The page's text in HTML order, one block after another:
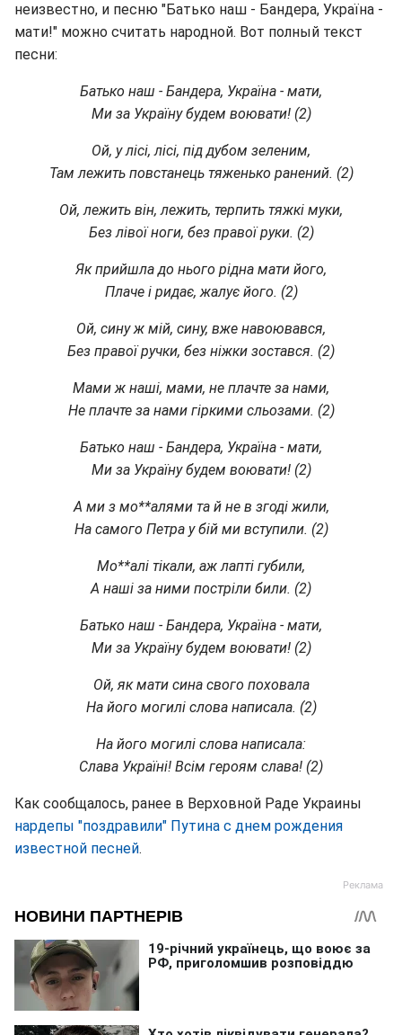
неизвестно, и песню "Батько наш - Бандера, Україна -
мати!" можно считать народной. Вот полный текст
песни:
Батько наш - Бандера, Україна - мати,
Ми за Україну будем воювати! (2)
Ой, у лісі, лісі, під дубом зеленим,
Там лежить повстанець тяженько ранений. (2)
Ой, лежить він, лежить, терпить тяжкі муки,
Без лівої ноги, без правої руки. (2)
Як прийшла до нього рідна мати його,
Плаче і ридає, жалує його. (2)
Ой, сину ж мій, сину, вже навоювався,
Без правої ручки, без ніжки зостався. (2)
Мами ж наші, мами, не плачте за нами,
Не плачте за нами гіркими сльозами. (2)
Батько наш - Бандера, Україна - мати,
Ми за Україну будем воювати! (2)
А ми з мо**алями та й не в згоді жили,
На самого Петра у бій ми вступили. (2)
Мо**алі тікали, аж лапті губили,
А наші за ними постріли били. (2)
Батько наш - Бандера, Україна - мати,
Ми за Україну будем воювати! (2)
Ой, як мати сина свого поховала
На його могилі слова написала. (2)
На його могилі слова написала:
Слава Україні! Всім героям слава! (2)
Как сообщалось, ранее в Верховной Раде Украины
нардепы "поздравили" Путина с днем рождения
известной песней.